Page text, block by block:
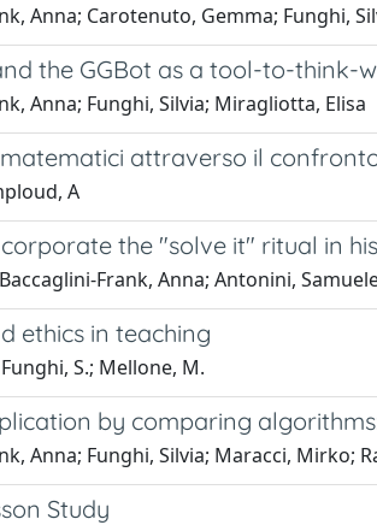
Anna; Carotenuto, Gemma; Funghi,
the GGBot as a tool-to-think-
Anna; Funghi, Silvia; Miragliotta, Elisa
attraverso il
A
the "solve it" ritual in
Frank, Anna; Antonini,
ethics in teaching
S.; Mellone, M.
by comparing
Anna; Funghi, Silvia; Maracci, Mirko;
Study